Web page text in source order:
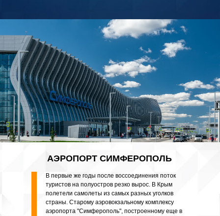
АЭРОПОРТ СИМФЕРОПОЛЬ
В первые же годы после воссоединения поток
туристов на полуостров резко вырос. В Крым
полетели самолеты из самых разных уголков
страны. Старому аэровокзальному комплексу
аэропорта "Симферополь", построенному еще в